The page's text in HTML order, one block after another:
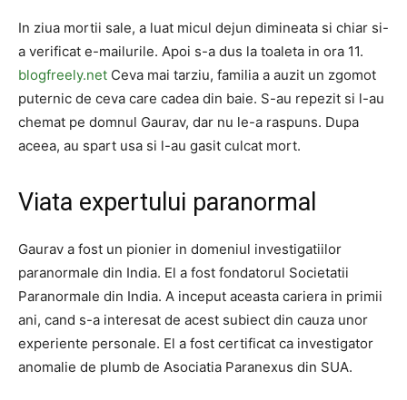
In ziua mortii sale, a luat micul dejun dimineata si chiar si-
a verificat e-mailurile. Apoi s-a dus la toaleta in ora 11.
blogfreely.net Ceva mai tarziu, familia a auzit un zgomot
puternic de ceva care cadea din baie. S-au repezit si l-au
chemat pe domnul Gaurav, dar nu le-a raspuns. Dupa
aceea, au spart usa si l-au gasit culcat mort.
Viata expertului paranormal
Gaurav a fost un pionier in domeniul investigatiilor
paranormale din India. El a fost fondatorul Societatii
Paranormale din India. A inceput aceasta cariera in primii
ani, cand s-a interesat de acest subiect din cauza unor
experiente personale. El a fost certificat ca investigator
anomalie de plumb de Asociatia Paranexus din SUA.